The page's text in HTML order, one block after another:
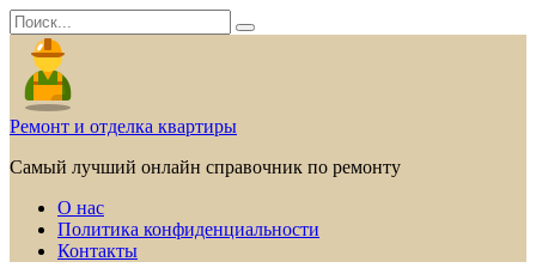
Перейти
к
содержанию
Search
for:
Ремонт и отделка квартиры
Самый лучший онлайн справочник по ремонту
О нас
Политика конфиденциальности
Контакты